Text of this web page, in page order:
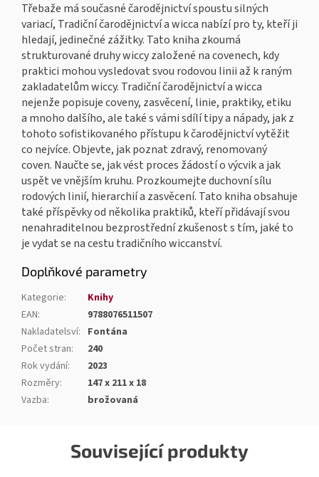
Související produkty
Třebaže má současné čarodějnictví spoustu silných
variací, Tradiční čarodějnictví a wicca nabízí pro ty, kteří ji
hledají, jedinečné zážitky. Tato kniha zkoumá
strukturované druhy wiccy založené na covenech, kdy
praktici mohou vysledovat svou rodovou linii až k raným
zakladatelům wiccy. Tradiční čarodějnictví a wicca
nejenže popisuje coveny, zasvěcení, linie, praktiky, etiku
a mnoho dalšího, ale také s vámi sdílí tipy a nápady, jak z
tohoto sofistikovaného přístupu k čarodějnictví vytěžit
co nejvíce. Objevte, jak poznat zdravý, renomovaný
coven. Naučte se, jak vést proces žádostí o výcvik a jak
uspět ve vnějším kruhu. Prozkoumejte duchovní sílu
rodových linií, hierarchií a zasvěcení. Tato kniha obsahuje
také příspěvky od několika praktiků, kteří přidávají svou
nenahraditelnou bezprostřední zkušenost s tím, jaké to
je vydat se na cestu tradičního wiccanství.
Doplňkové parametry
Kategorie:
Knihy
EAN:
9788076511507
Nakladatelsví: Fontána
Počet stran:
240
Rok vydání:
2023
Rozměry:
147 x 211 x 18
Vazba: brožovaná